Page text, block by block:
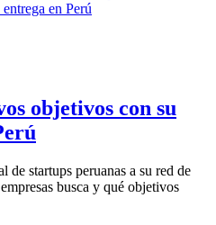
objetivos con su
de startups peruanas a su red de
busca y qué objetivos